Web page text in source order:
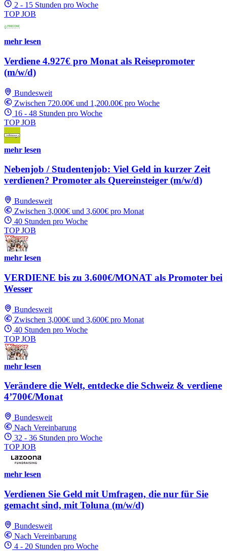
2 - 15 Stunden pro Woche
TOP JOB
mehr lesen
Verdiene 4.927€ pro Monat als Reisepromoter
(m/w/d)
Bundesweit
Zwischen 720.00€ und 1,200.00€ pro Woche
16 - 48 Stunden pro Woche
TOP JOB
mehr lesen
Nebenjob / Studentenjob: Viel Geld in kurzer Zeit
verdienen? Promoter als Quereinsteiger (m/w/d)
Bundesweit
Zwischen 3,000€ und 3,600€ pro Monat
40 Stunden pro Woche
TOP JOB
mehr lesen
VERDIENE bis zu 3.600€/MONAT als Promoter bei
Wesser
Bundesweit
Zwischen 3,000€ und 3,600€ pro Monat
40 Stunden pro Woche
TOP JOB
mehr lesen
Verändere die Welt, entdecke die Schweiz & verdiene
4’700€/Monat
Bundesweit
Nach Vereinbarung
32 - 36 Stunden pro Woche
TOP JOB
mehr lesen
Verdienen Sie Geld mit Umfragen, die nur für Sie
gemacht sind, mit Toluna (m/w/d)
Bundesweit
Nach Vereinbarung
4 - 20 Stunden pro Woche